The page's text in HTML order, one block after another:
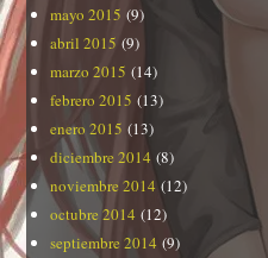
mayo 2015 (9)
abril 2015 (9)
marzo 2015 (14)
febrero 2015 (13)
enero 2015 (13)
diciembre 2014 (8)
noviembre 2014 (12)
octubre 2014 (12)
septiembre 2014 (9)